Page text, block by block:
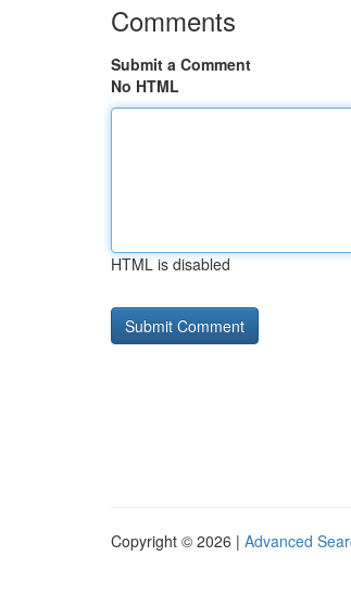
Comments
Submit a Comment
No HTML
HTML is disabled
Copyright © 2026 | Advanced